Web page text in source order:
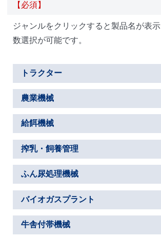
【必須】
ジャンルをクリックすると製品名が表
数選択が可能です。
トラクター
農業機械
給餌機械
搾乳・飼養管理
ふん尿処理機械
バイオガスプラント
牛舎付帯機械